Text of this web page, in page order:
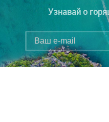
Узнавай о